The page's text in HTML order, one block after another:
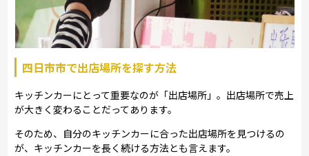
四日市市で出店場所を探す方法
キッチンカーにとって重要なのが「出店場所」。出店場所で売上
が大きく変わることだってあります。
そのため、自分のキッチンカーに合った出店場所を見つけるの
が、キッチンカーを長く続ける方法とも言えます。